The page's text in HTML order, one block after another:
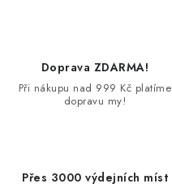
Doprava ZDARMA!
Při nákupu nad 999 Kč platíme
dopravu my!
Přes 3000 výdejních míst